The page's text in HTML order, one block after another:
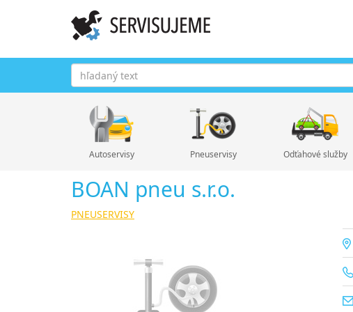
Autoservisy Pneuservisy Odťahové služby
BOAN pneu s.r.o.
PNEUSERVISY